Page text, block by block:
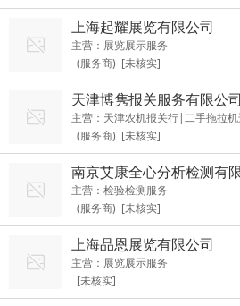
上海起耀展览有限公司
主营：展览展示服务
(服务商) [未核实]
天津博隽报关服务有限公司
主营：天津农机报关行|二手拖拉
种机清关代理|旋耕机进口报关
(服务商) [未核实]
南京艾康全心分析检测有
主营：检验检测服务
(服务商) [未核实]
上海品恩展览有限公司
主营：展览展示服务
[未核实]